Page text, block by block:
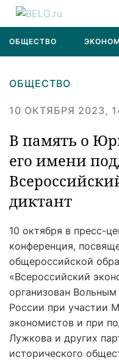
ОБЩЕСТВО
ОБЩЕСТВО
10 ОКТЯБРЯ 2023,
В память о
его имени
диктант
10 октября в пресс-
конференция,
общероссийской
«Всероссийский
организован
России при участии
экономистов и при
Лужкова и других
исторического